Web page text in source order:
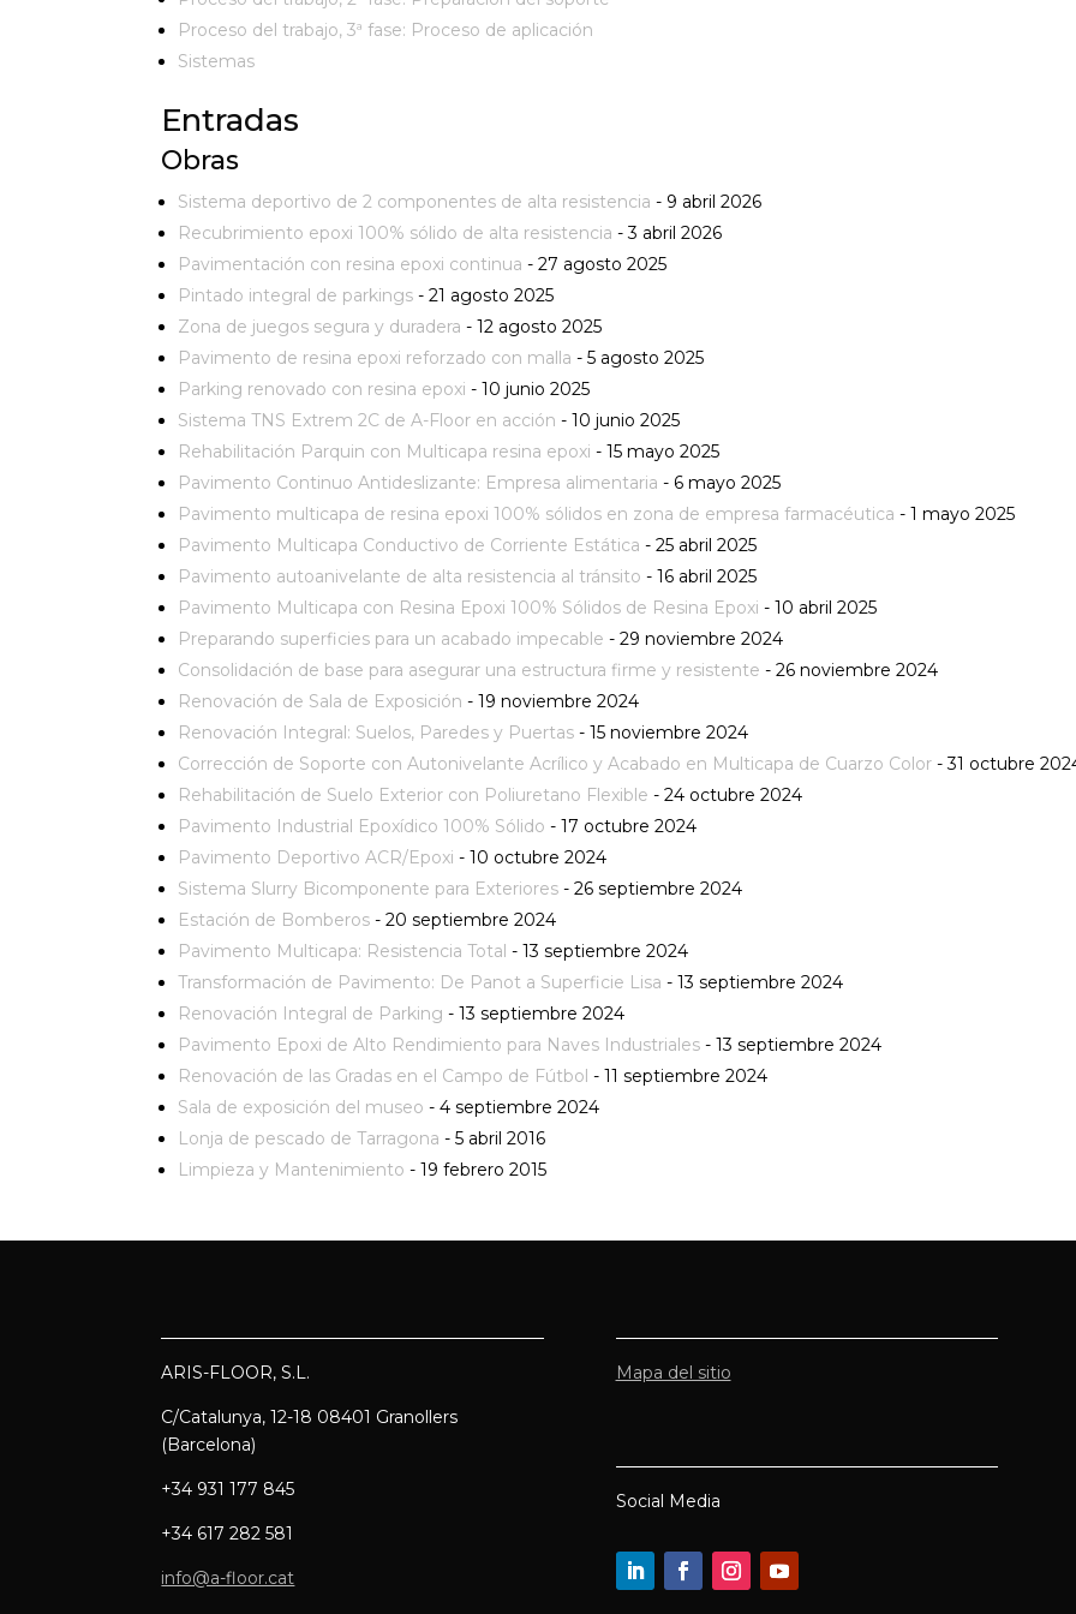
Proceso del trabajo, 3ª fase: Proceso de aplicación
Sistemas
Entradas
Obras
Sistema deportivo de 2 componentes de alta resistencia - 9 abril 2026
Recubrimiento epoxi 100% sólido de alta resistencia - 3 abril 2026
Pavimentación con resina epoxi continua - 27 agosto 2025
Pintado integral de parkings - 21 agosto 2025
Zona de juegos segura y duradera - 12 agosto 2025
Pavimento de resina epoxi reforzado con malla - 5 agosto 2025
Parking renovado con resina epoxi - 10 junio 2025
Sistema TNS Extrem 2C de A-Floor en acción - 10 junio 2025
Rehabilitación Parquin con Multicapa resina epoxi - 15 mayo 2025
Pavimento Continuo Antideslizante: Empresa alimentaria - 6 mayo 2025
Pavimento multicapa de resina epoxi 100% sólidos en zona de empresa farmacéutica - 1 mayo 2025
Pavimento Multicapa Conductivo de Corriente Estática - 25 abril 2025
Pavimento autoanivelante de alta resistencia al tránsito - 16 abril 2025
Pavimento Multicapa con Resina Epoxi 100% Sólidos de Resina Epoxi - 10 abril 2025
Preparando superficies para un acabado impecable - 29 noviembre 2024
Consolidación de base para asegurar una estructura firme y resistente - 26 noviembre 2024
Renovación de Sala de Exposición - 19 noviembre 2024
Renovación Integral: Suelos, Paredes y Puertas - 15 noviembre 2024
Corrección de Soporte con Autonivelante Acrílico y Acabado en Multicapa de Cuarzo Color - 31 octubre
Rehabilitación de Suelo Exterior con Poliuretano Flexible - 24 octubre 2024
Pavimento Industrial Epoxídico 100% Sólido - 17 octubre 2024
Pavimento Deportivo ACR/Epoxi - 10 octubre 2024
Sistema Slurry Bicomponente para Exteriores - 26 septiembre 2024
Estación de Bomberos - 20 septiembre 2024
Pavimento Multicapa: Resistencia Total - 13 septiembre 2024
Transformación de Pavimento: De Panot a Superficie Lisa - 13 septiembre 2024
Renovación Integral de Parking - 13 septiembre 2024
Pavimento Epoxi de Alto Rendimiento para Naves Industriales - 13 septiembre 2024
Renovación de las Gradas en el Campo de Fútbol - 11 septiembre 2024
Sala de exposición del museo - 4 septiembre 2024
Lonja de pescado de Tarragona - 5 abril 2016
Limpieza y Mantenimiento - 19 febrero 2015
ARIS-FLOOR, S.L.
C/Catalunya, 12-18 08401 Granollers
(Barcelona)
+34 931 177 845
+34 617 282 581
info@a-floor.cat
Mapa del sitio
Social Media